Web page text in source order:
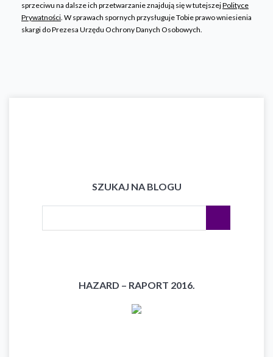
sprzeciwu na dalsze ich przetwarzanie znajdują się w tutejszejPolityce
Prywatności. W sprawach spornych przysługuje Tobie prawo wniesienia
skargi do Prezesa Urzędu Ochrony Danych Osobowych.
SZUKAJ NA BLOGU
HAZARD – RAPORT 2016.